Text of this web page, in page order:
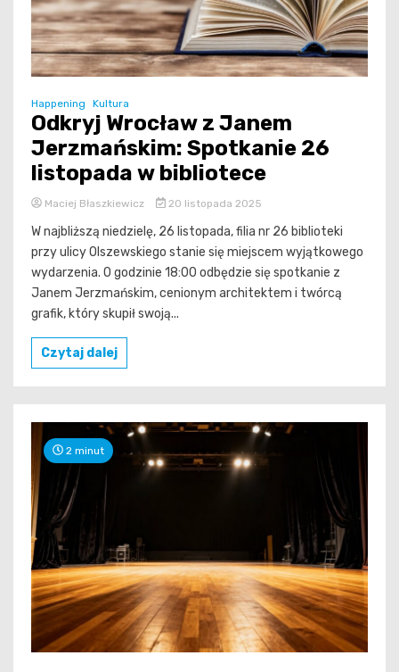
Happening Kultura
Odkryj Wrocław z Janem
Jerzmańskim: Spotkanie 26
listopada w bibliotece
Maciej Błaszkiewicz 20 listopada 2025
W najbliższą niedzielę, 26 listopada, filia nr 26 biblioteki
przy ulicy Olszewskiego stanie się miejscem wyjątkowego
wydarzenia. O godzinie 18:00 odbędzie się spotkanie z
Janem Jerzmańskim, cenionym architektem i twórcą
grafik, który skupił swoją...
Czytaj dalej
2 minut